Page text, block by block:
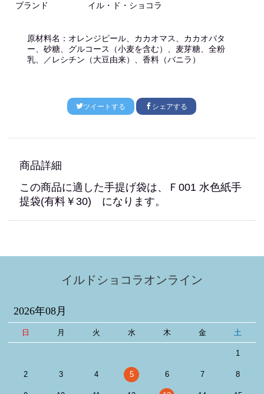
ブランド イル・ド・ショコラ
原材料名：オレンジピール、カカオマス、カカオバタ
ー、砂糖、グルコース（小麦を含む）、麦芽糖、全粉
乳、／レシチン（大豆由来）、香料（バニラ）
ツイートする シェアする
商品詳細
この商品に適した手提げ袋は、Ｆ001 水色紙手
提袋(有料￥30) になります。
イルドショコラオンライン
2026年08月
日 月 火 水 木 金 土
1
2 3 4 5 6 7 8